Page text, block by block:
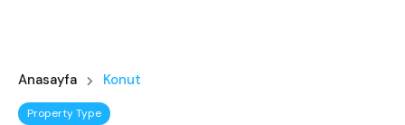
Anasayfa Konut
Property Type